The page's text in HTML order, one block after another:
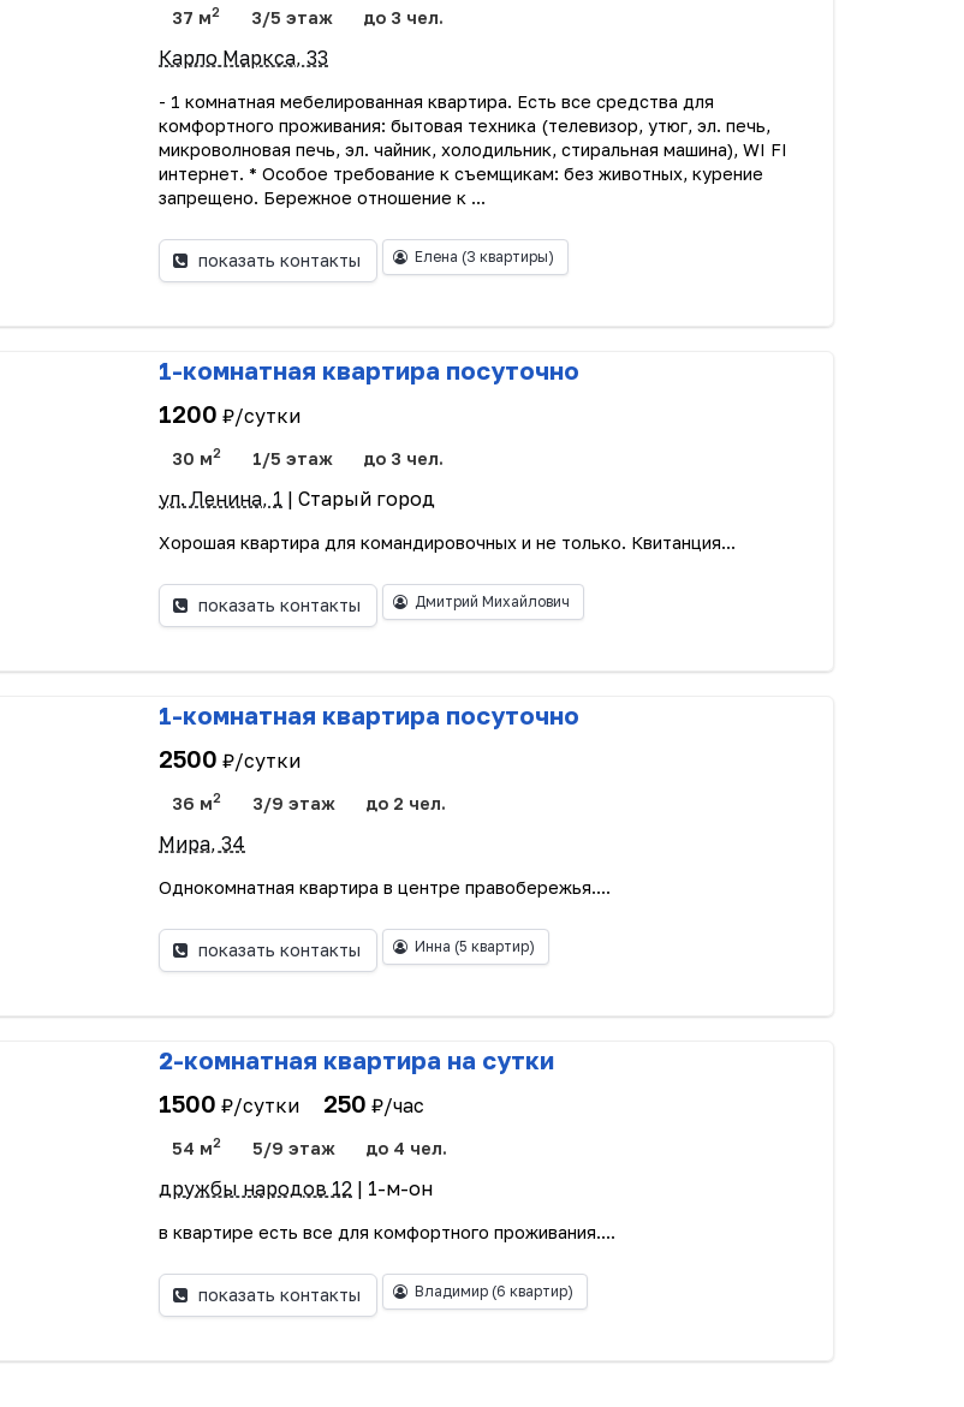
37 м2 3/5 этаж до 3 чел.
Карло Маркса, 33
- 1 комнатная мебелированная квартира. Есть все средства для
комфортного проживания: бытовая техника (телевизор, утюг, эл. печь,
микроволновая печь, эл. чайник, холодильник, стиральная машина), WI FI
интернет. * Особое требование к съемщикам: без животных, курение
запрещено. Бережное отношение к ...
показать контакты Елена (3 квартиры)
1-комнатная квартира посуточно
1200 ₽/сутки
30 м2 1/5 этаж до 3 чел.
ул. Ленина, 1 | Старый город
Хорошая квартира для командировочных и не только. Квитанция...
показать контакты Дмитрий Михайлович
1-комнатная квартира посуточно
2500 ₽/сутки
36 м2 3/9 этаж до 2 чел.
Мира, 34
Однокомнатная квартира в центре правобережья....
показать контакты Инна (5 квартир)
2-комнатная квартира на сутки
1500 ₽/сутки 250 ₽/час
54 м2 5/9 этаж до 4 чел.
дружбы народов 12 | 1-м-он
в квартире есть все для комфортного проживания....
показать контакты Владимир (6 квартир)